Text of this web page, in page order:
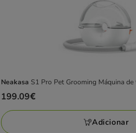
Neakasa S1 Pro Pet Grooming Máquina
Preço
199.09€
199.09€
Adicionar